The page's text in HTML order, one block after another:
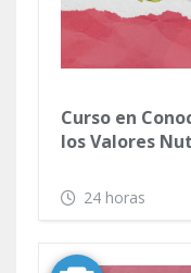
Curso en
los Valores
24 horas